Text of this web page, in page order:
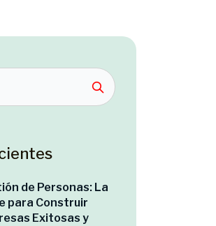
de Personas: La
para Construir
Exitosas y